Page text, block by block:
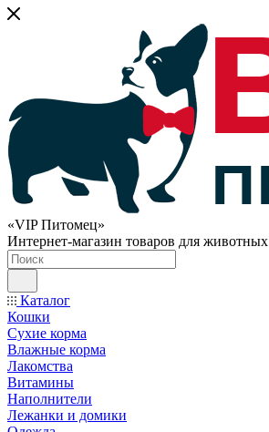
«VIP Питомец»
Интернет-магазин товаров для животных
Каталог
Кошки
Сухие корма
Влажные корма
Лакомства
Витамины
Наполнители
Лежанки и домики